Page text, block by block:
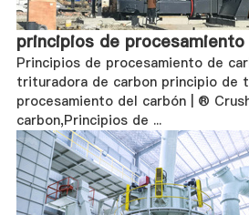
principios de
Principios de procesamiento de
trituradora de carbon principio de
procesamiento del carbón | ®
carbon,Principios de ...